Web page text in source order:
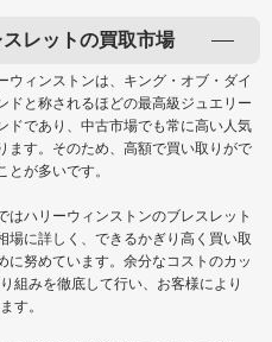
レットの買取市場
ウィンストンは、キング・オブ・ダイ
ドと称されるほどの最高級ジュエリー
ドであり、中古市場でも常に高い人気
ます。そのため、高額で買い取りがで
とが多いです。
はハリーウィンストンのブレスレット
場に詳しく、できるかぎり高く買い取
に努めています。余分なコストのカッ
組みを徹底して行い、お客様により
す。